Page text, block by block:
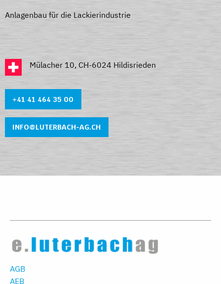
Anlagenbau für die Lackierindustrie
Mülacher 10, CH-6024 Hildisrieden
+41 41 464 35 00
INFO@LUTERBACH-AG.CH
AGB
AEB